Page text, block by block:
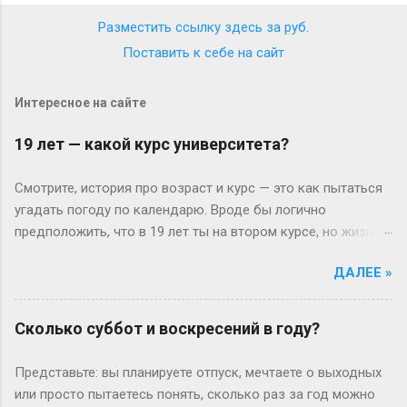
Разместить ссылку здесь за руб.
Поставить к себе на сайт
Интересное на сайте
19 лет — какой курс университета?
Смотрите, история про возраст и курс — это как пытаться
угадать погоду по календарю. Вроде бы логично
предположить, что в 19 лет ты на втором курсе, но жизнь-
без занудства, по-человечески. Когда всё идёт «по плану»
(или нет) В идеальном мире: закончил школу в 17, поступил
— и вот тебе 19, второй курс. Но реальность часто
напоминает автобус, который то опаздывает, то едет не
армию, вернулся — и теперь он первокурсник в 19, а
ДАЛЕЕ »
Сколько суббот и воскресений в году?
Представьте: вы планируете отпуск, мечтаете о выходных
или просто пытаетесь понять, сколько раз за год можно